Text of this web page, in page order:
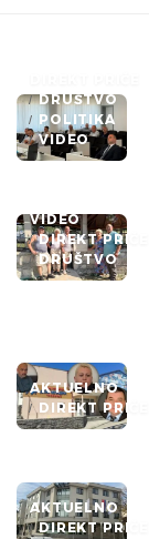
DRUŠTVO
POLITIKA
VIDEO
VIDEO
DIREKT PRIČE
DRUŠTVO
AKTUELNO
DIREKT PRIČE
AKTUELNO
DIREKT PRIČE